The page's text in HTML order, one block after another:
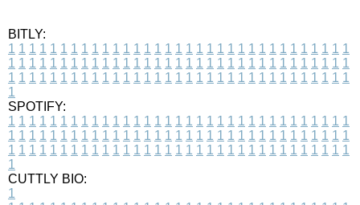
BITLY:
1 1 1 1 1 1 1 1 1 1 1 1 1 1 1 1 1 1 1 1 1 1 1 1 1 1 1 1 1 1 1 1 1
1 1 1 1 1 1 1 1 1 1 1 1 1 1 1 1 1 1 1 1 1 1 1 1 1 1 1 1 1 1 1 1 1
1 1 1 1 1 1 1 1 1 1 1 1 1 1 1 1 1 1 1 1 1 1 1 1 1 1 1 1 1 1 1 1 1
1
SPOTIFY:
1 1 1 1 1 1 1 1 1 1 1 1 1 1 1 1 1 1 1 1 1 1 1 1 1 1 1 1 1 1 1 1 1
1 1 1 1 1 1 1 1 1 1 1 1 1 1 1 1 1 1 1 1 1 1 1 1 1 1 1 1 1 1 1 1 1
1 1 1 1 1 1 1 1 1 1 1 1 1 1 1 1 1 1 1 1 1 1 1 1 1 1 1 1 1 1 1 1 1
1
CUTTLY BIO:
1